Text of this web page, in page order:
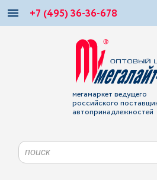
+7 (495) 36-36-678
мегамаркет ведущего
российского
автопринадлежностей